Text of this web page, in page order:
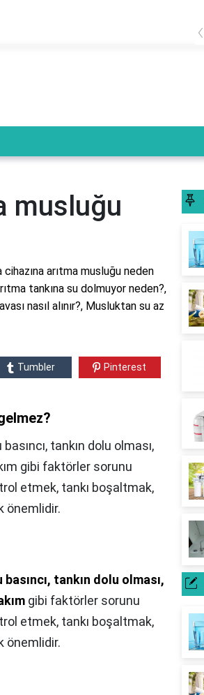
‹
musluğu
arıtma musluğu neden
tankına su dolmuyor neden?,
nasıl alınır?, Musluktan su az
Tumbler Pinterest
tankın dolu olması,
gibi faktörler sorunu
etmek, tankı boşaltmak,
önemlidir.
basıncı, tankın dolu olması,
gibi faktörler sorunu
etmek, tankı boşaltmak,
önemlidir.